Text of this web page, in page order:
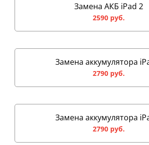
Замена АКБ iPad 2
2590 руб.
Замена аккумулятора
2790 руб.
Замена аккумулятора
2790 руб.